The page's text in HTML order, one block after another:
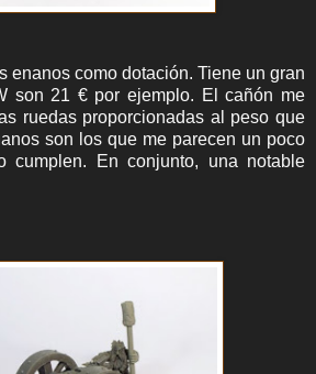
enanos como dotación. Tiene un gran
son 21 € por ejemplo. El cañón me
ruedas proporcionadas al peso que
son los que me parecen un poco
cumplen. En conjunto, una notable